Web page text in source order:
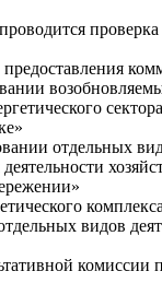
сектора
отдельных
видов
комиссии